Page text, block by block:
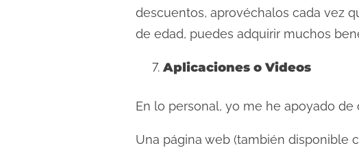
descuentos, aprovéchalos cada vez
de edad, puedes adquirir muchos
Aplicaciones o Videos
En lo personal, yo me he apoyado
Una página web (también disponible